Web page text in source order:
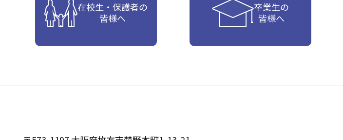
在校生・保護者の
皆様へ
卒業生の
皆様へ